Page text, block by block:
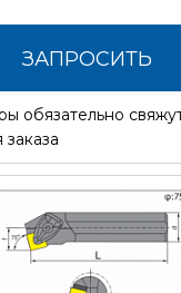
ЗАПРОСИТЬ
СТОИМОСТЬ
обязательно
заказа